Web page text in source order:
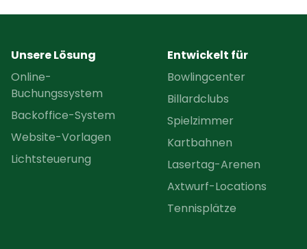
Unsere Lösung
Online-
Buchungssystem
Backoffice-System
Website-Vorlagen
Lichtsteuerung
Entwickelt für
Bowlingcenter
Billardclubs
Spielzimmer
Kartbahnen
Lasertag-Arenen
Axtwurf-Locations
Tennisplätze